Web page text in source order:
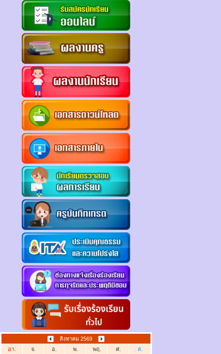
สิงหาคม 2569
อา.
จ. อ. พ. พฤ. ศ. ส.